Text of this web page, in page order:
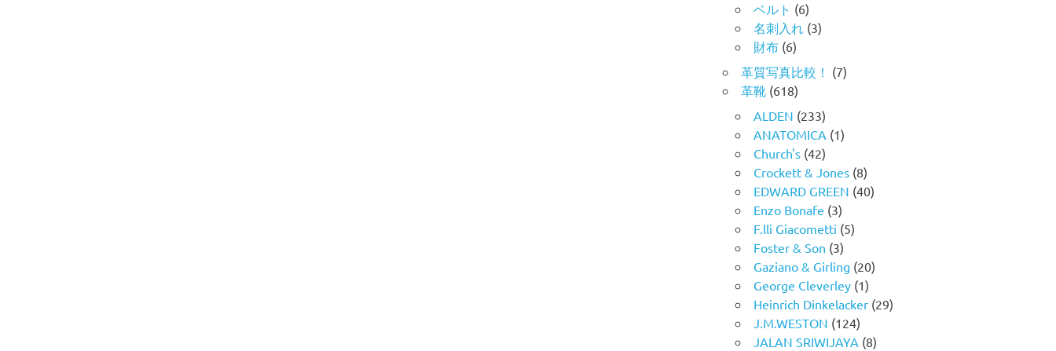
ベルト (6)
名刺入れ (3)
財布 (6)
革質写真比較！ (7)
革靴 (618)
ALDEN (233)
ANATOMICA (1)
Church's (42)
Crockett & Jones (8)
EDWARD GREEN (40)
Enzo Bonafe (3)
F.lli Giacometti (5)
Foster & Son (3)
Gaziano & Girling (20)
George Cleverley (1)
Heinrich Dinkelacker (29)
J.M.WESTON (124)
JALAN SRIWIJAYA (8)